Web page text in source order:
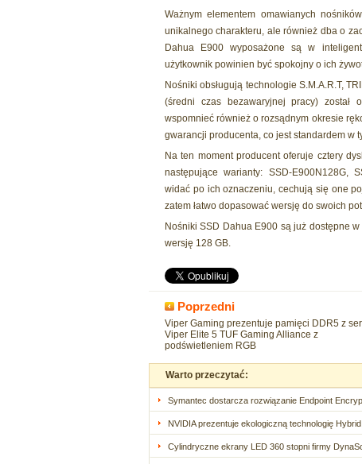
Ważnym elementem omawianych
unikalnego charakteru, ale również dba o
Dahua E900 wyposażone są w
użytkownik powinien być spokojny o ich
Nośniki obsługują technologie S.M.A.R.T,
(średni czas bezawaryjnej pracy) został
wspomnieć również o rozsądnym okresie
gwarancji producenta, co jest standardem w
Na ten moment producent oferuje cztery
następujące warianty: SSD-E900N128G,
widać po ich oznaczeniu, cechują się one
zatem łatwo dopasować wersję do swoich
Nośniki SSD Dahua E900 są już dostępne
wersję 128 GB.
Poprzedni
Viper Gaming prezentuje pamięci DDR5 z
Viper Elite 5 TUF Gaming Alliance z
podświetleniem RGB
Warto przeczytać:
Symantec dostarcza rozwiązanie Endpoint
NVIDIA prezentuje ekologiczną technologię
Cylindryczne ekrany LED 360 stopni firmy